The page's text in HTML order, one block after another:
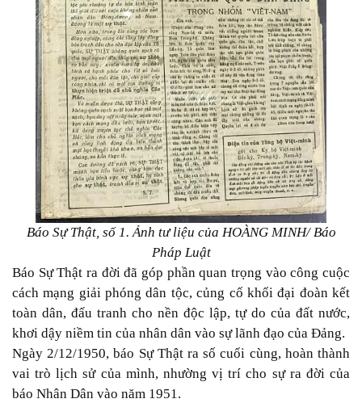
Báo Sự Thật, số 1. Ảnh tư liệu của HOÀNG MINH/ Báo
Pháp Luật
Báo Sự Thật ra đời đã góp phần quan trọng vào công cuộc
cách mạng giải phóng dân tộc, củng cố khối đại đoàn kết
toàn dân, đấu tranh cho nền độc lập, tự do của đất nước,
khơi dậy niềm tin của nhân dân vào sự lãnh đạo của Đảng.
Ngày 2/12/1950, báo Sự Thật ra số cuối cùng, hoàn thành
vai trò lịch sử của mình, nhường vị trí cho sự ra đời của
báo Nhân Dân vào năm 1951.